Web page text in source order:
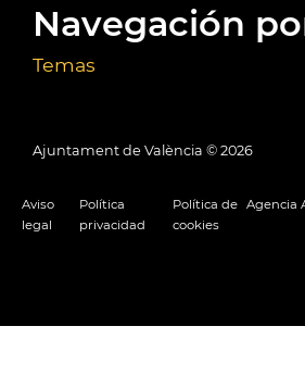
Navegación
Temas
Ajuntament de València © 2026
Aviso
legal
Política
privacidad
Política de
cookies
Agencia